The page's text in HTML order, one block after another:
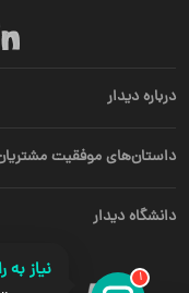
درباره دیدار
داستان‌های موفقیت
دانشگاه دیدار
نیاز به
1